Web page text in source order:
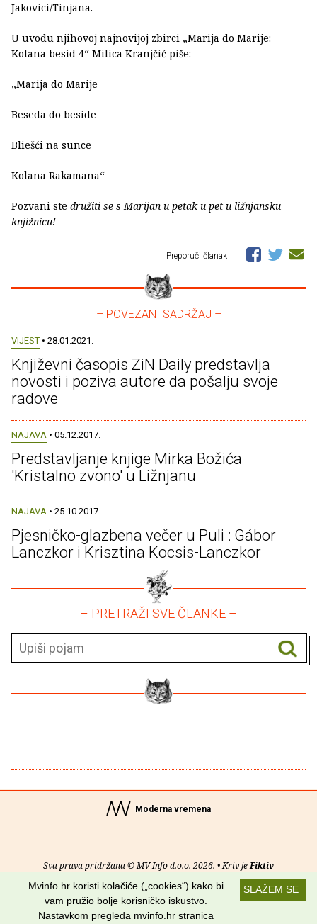
Jakovici/Tinjana.
U uvodu njihovoj najnovijoj zbirci „Marija do Marije:
Kolana besid 4“ Milica Kranjčić piše:
„Marija do Marije
Beseda do beside
Bliešći na sunce
Kolana Rakamana“
Pozvani ste družiti se s Marijan u petak u pet u ližnjansku
knjižnicu!
Preporuči članak
– POVEZANI SADRŽAJ –
VIJEST • 28.01.2021.
Književni časopis ZiN Daily predstavlja
novosti i poziva autore da pošalju svoje
radove
NAJAVA • 05.12.2017.
Predstavljanje knjige Mirka Božića
'Kristalno zvono' u Ližnjanu
NAJAVA • 25.10.2017.
Pjesničko-glazbena večer u Puli : Gábor
Lanczkor i Krisztina Kocsis-Lanczkor
– PRETRAŽI SVE ČLANKE –
Moderna vremena
Sva prava pridržana © MV Info d.o.o. 2026. • Kriv jeFiktiv
Uvjeti korištenja RSS kanali
Potraži nas na:
SLAŽEM SE
Mvinfo.hr koristi kolačiće („cookies“) kako bi
vam pružio bolje korisničko iskustvo.
Nastavkom pregleda mvinfo.hr stranica